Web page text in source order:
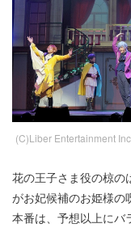
(C)Liber Entertainment
花の王子さま役の椋の
がお妃候補のお姫様の
本番は、予想以上に